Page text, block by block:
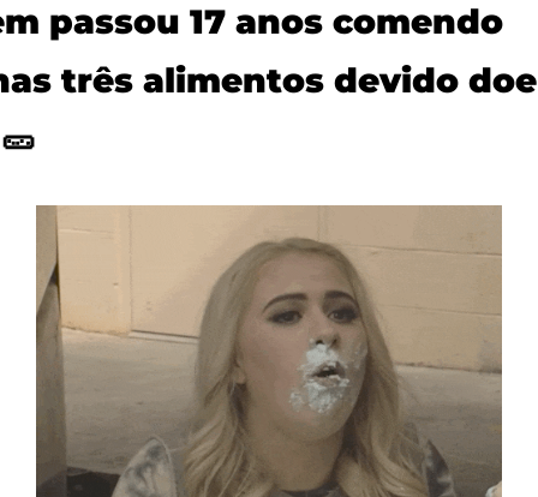
passou 17 anos comendo
três alimentos devido
🥒